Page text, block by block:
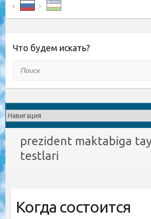
Что будем искать?
prezident maktabiga
testlari
Когда состоится